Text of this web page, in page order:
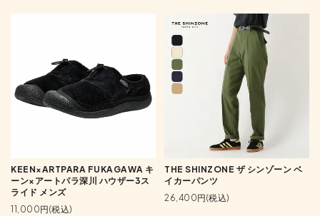
KEEN×ARTPARA FUKAGAWA キ
ーン×アートパラ深川 ハウザー3ス
ライド メンズ
11,000円(税込)
THE SHINZONE ザ シンゾーン ベ
イカーパンツ
26,400円(税込)